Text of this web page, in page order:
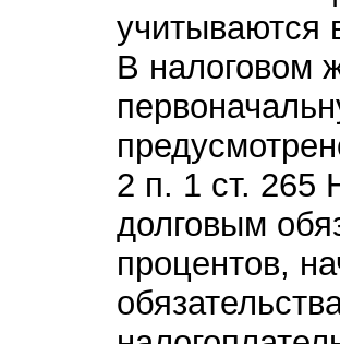
учитываются
В налоговом
2 п. 1 ст. 265
долговым
процентов,